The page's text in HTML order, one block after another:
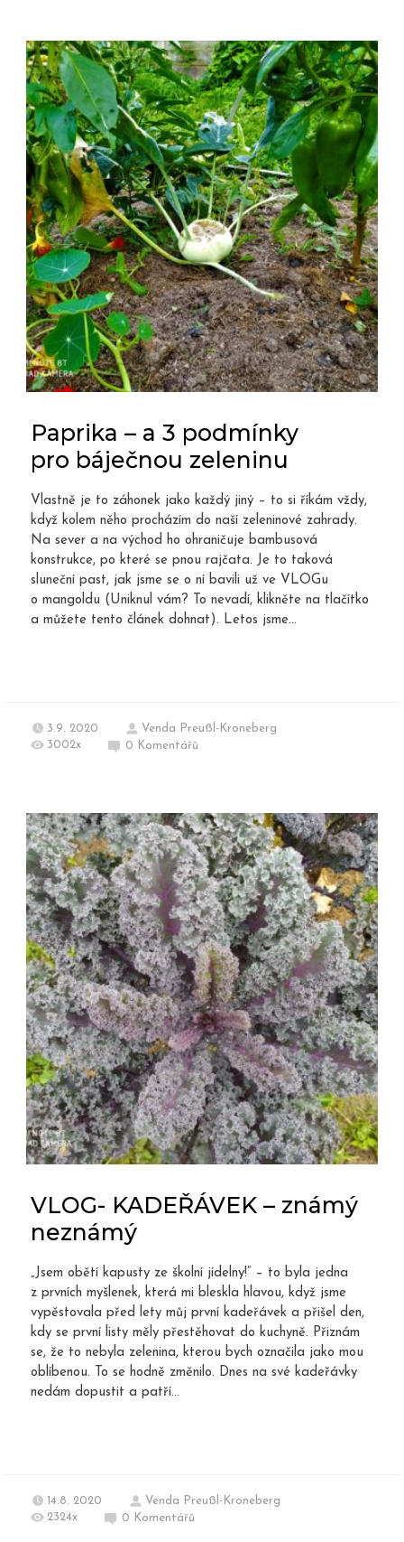
Paprika – a 3 podmínky
pro báječnou zeleninu
Vlastně je to záhonek jako každý jiný – to si říkám vždy,
když kolem něho procházím do naší zeleninové zahrady.
Na sever a na východ ho ohraničuje bambusová
konstrukce, po které se pnou rajčata. Je to taková
sluneční past, jak jsme se o ní bavili už ve VLOGu
o mangoldu (Uniknul vám? To nevadí, klikněte na tlačítko
a můžete tento článek dohnat). Letos jsme...
3.9. 2020
Venda Preußl-Kroneberg
3002x
0 Komentářů
VLOG- KADEŘÁVEK – známý
neznámý
„Jsem obětí kapusty ze školní jídelny!“ – to byla jedna
z prvních myšlenek, která mi bleskla hlavou, když jsme
vypěstovala před lety můj první kadeřávek a přišel den,
kdy se první listy měly přestěhovat do kuchyně. Přiznám
se, že to nebyla zelenina, kterou bych označila jako mou
oblíbenou. To se hodně změnilo. Dnes na své kadeřávky
nedám dopustit a patří...
14.8. 2020
Venda Preußl-Kroneberg
2324x
0 Komentářů